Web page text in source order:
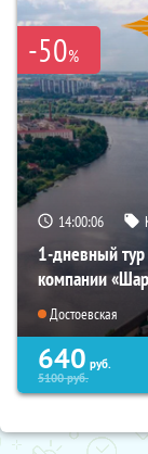
-50%
14:00:05
1-дневный
компании
Достоевская
640 руб.
5100руб.